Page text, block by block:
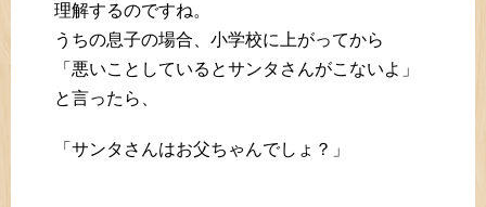
理解するのですね。
うちの息子の場合、小学校に上がってから
「悪いことしているとサンタさんがこないよ」
と言ったら、
「サンタさんはお父ちゃんでしょ？」